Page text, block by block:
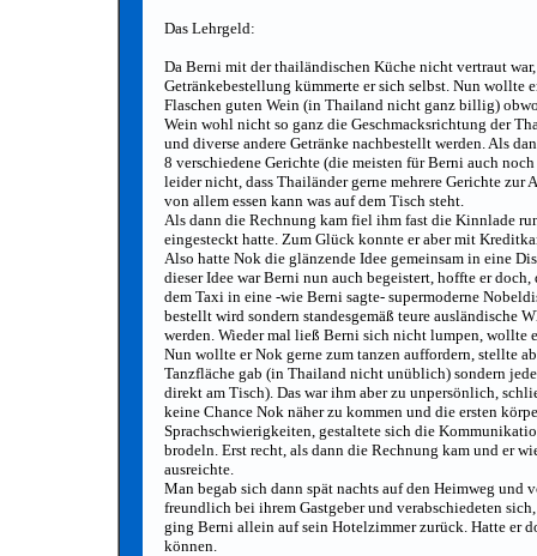
Das Lehrgeld:
Da Berni mit der thailändischen Küche nicht vertraut
Getränkebestellung kümmerte er sich selbst. Nun
Flaschen guten Wein (in Thailand nicht ganz billig)
Wein wohl nicht so ganz die Geschmacksrichtung der
und diverse andere Getränke nachbestellt werden. Als
8 verschiedene Gerichte (die meisten für Berni auch
leider nicht, dass Thailänder gerne mehrere Gerichte zur
von allem essen kann was auf dem Tisch steht.
Als dann die Rechnung kam fiel ihm fast die Kinnlade
eingesteckt hatte. Zum Glück konnte er aber mit
Also hatte Nok die glänzende Idee gemeinsam in eine
dieser Idee war Berni nun auch begeistert, hoffte er
dem Taxi in eine -wie Berni sagte- supermoderne
bestellt wird sondern standesgemäß teure ausländische
werden. Wieder mal ließ Berni sich nicht lumpen,
Nun wollte er Nok gerne zum tanzen auffordern, stellte
Tanzfläche gab (in Thailand nicht unüblich) sondern
direkt am Tisch). Das war ihm aber zu unpersönlich,
keine Chance Nok näher zu kommen und die ersten
Sprachschwierigkeiten, gestaltete sich die
brodeln. Erst recht, als dann die Rechnung kam und er
ausreichte.
Man begab sich dann spät nachts auf den Heimweg
freundlich bei ihrem Gastgeber und verabschiedeten
ging Berni allein auf sein Hotelzimmer zurück. Hatte er
können.